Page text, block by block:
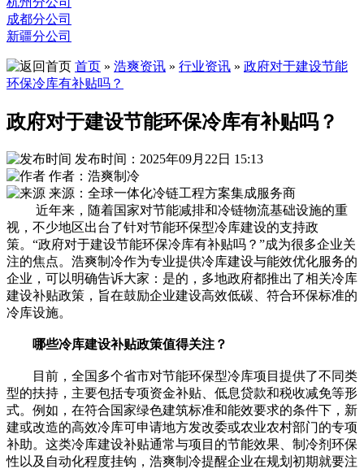
成都分公司
新疆分公司
首页 » 浩爽资讯 » 行业资讯 » 政府对于建设节能
环保冷库有补贴吗？
政府对于建设节能环保冷库有补贴吗？
发布时间：2025年09月22日 15:13
作者：浩爽制冷
来源：全球一体化冷链工程方案集成服务商
近年来，随着国家对节能减排和冷链物流基础设施的重
视，不少地区出台了针对节能环保型冷库建设的支持政
策。“政府对于建设节能环保冷库有补贴吗？”成为很多企业关
注的焦点。浩爽制冷作为专业提供冷库建设与能效优化服务的
企业，可以明确告诉大家：是的，多地政府都推出了相关冷库
建设补贴政策，旨在鼓励企业建设高效低碳、符合环保标准的
冷库设施。
哪些冷库建设补贴政策值得关注？
目前，全国多个省市对节能环保型冷库项目提供了不同类
型的扶持，主要包括专项资金补贴、低息贷款和税收减免等形
式。例如，在符合国家绿色建筑标准和能效要求的条件下，新
建或改造的高效冷库可申请地方发改委或农业农村部门的专项
补助。这类冷库建设补贴通常与项目的节能效果、制冷剂环保
性以及自动化程度挂钩，浩爽制冷提醒企业在规划初期就要注